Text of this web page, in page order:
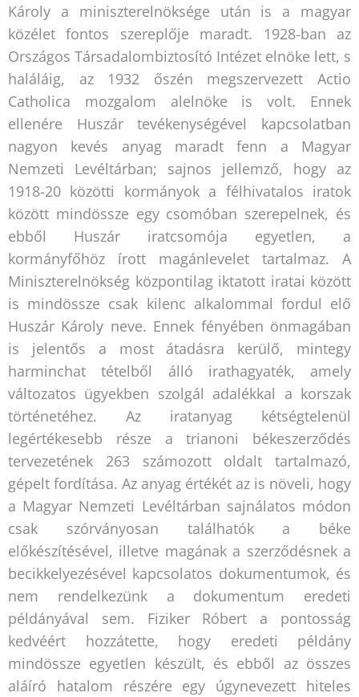
Károly a miniszterelnöksége után is a magyar
közélet fontos szereplője maradt. 1928-ban az
Országos Társadalombiztosító Intézet elnöke lett, s
haláláig, az 1932 őszén megszervezett Actio
Catholica mozgalom alelnöke is volt. Ennek
ellenére Huszár tevékenységével kapcsolatban
nagyon kevés anyag maradt fenn a Magyar
Nemzeti Levéltárban; sajnos jellemző, hogy az
1918-20 közötti kormányok a félhivatalos iratok
között mindössze egy csomóban szerepelnek, és
ebből Huszár iratcsomója egyetlen, a
kormányfőhöz írott magánlevelet tartalmaz. A
Miniszterelnökség központilag iktatott iratai között
is mindössze csak kilenc alkalommal fordul elő
Huszár Károly neve. Ennek fényében önmagában
is jelentős a most átadásra kerülő, mintegy
harminchat tételből álló irathagyaték, amely
változatos ügyekben szolgál adalékkal a korszak
történetéhez. Az iratanyag kétségtelenül
legértékesebb része a trianoni békeszerződés
tervezetének 263 számozott oldalt tartalmazó,
gépelt fordítása. Az anyag értékét az is növeli, hogy
a Magyar Nemzeti Levéltárban sajnálatos módon
csak szórványosan találhatók a béke
előkészítésével, illetve magának a szerződésnek a
becikkelyezésével kapcsolatos dokumentumok, és
nem rendelkezünk a dokumentum eredeti
példányával sem. Fiziker Róbert a pontosság
kedvéért hozzátette, hogy eredeti példány
mindössze egyetlen készült, és ebből az összes
aláíró hatalom részére egy úgynevezett hiteles